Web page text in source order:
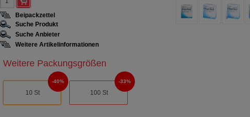
Beipackzettel
Suche Produkt
Suche Anbieter
Weitere Artikelinformationen
Weitere Packungsgrößen
10 St
40%
100 St
33%